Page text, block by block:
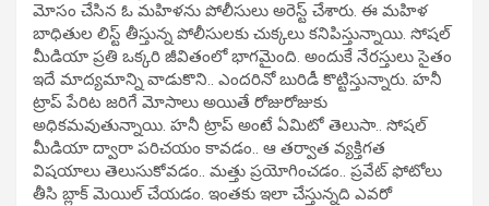
మోసం చేసిన ఓ మహిళను పోలీసులు అరెస్ట్ చేశారు. ఈ మహిళ
బాధితుల లిస్ట్ తీస్తున్న పోలీసులకు చుక్కలు కనిపిస్తున్నాయి. సోషల్
మీడియా ప్రతి ఒక్కరి జీవితంలో భాగమైంది. అందుకే నేరస్తులు సైతం
ఇదే మాద్యమాన్ని వాడుకొని.. ఎందరినో బురిడీ కొట్టిస్తున్నారు. హనీ
ట్రాప్ పేరిట జరిగే మోసాలు అయితే రోజురోజుకు
అధికమవుతున్నాయి. హనీ ట్రాప్ అంటే ఏమిటో తెలుసా.. సోషల్
మీడియా ద్వారా పరిచయం కావడం.. ఆ తర్వాత వ్యక్తిగత
విషయాలు తెలుసుకోవడం.. మత్తు ప్రయోగించడం.. ప్రవేట్ ఫోటోలు
తీసి బ్లాక్ మెయిల్ చేయడం. ఇంతకు ఇలా చేస్తున్నది ఎవరో